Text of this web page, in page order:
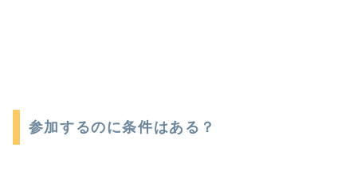
参加するのに条件はある？